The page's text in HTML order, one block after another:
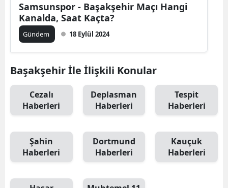
Samsunspor - Başakşehir Maçı Hangi
Kanalda, Saat Kaçta?
Gündem 18 Eylül 2024
Başakşehir İle İlişkili Konular
Cezalı
Haberleri
Deplasman
Haberleri
Tespit
Haberleri
Şahin
Haberleri
Dortmund
Haberleri
Kauçuk
Haberleri